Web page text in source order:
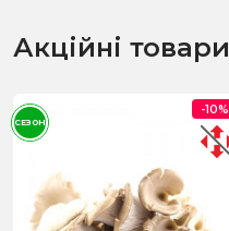
Акційні товари
-10%
СЕЗОН